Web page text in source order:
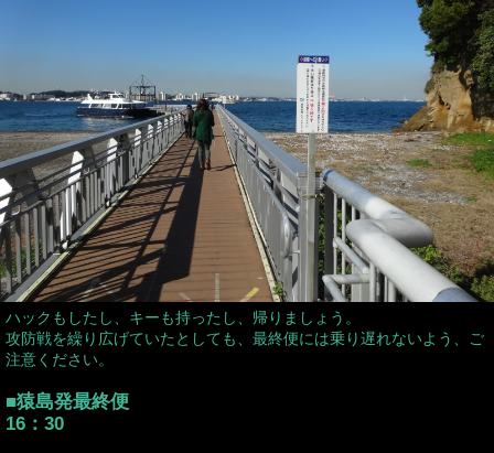
ハックもしたし、キーも持ったし、帰りましょう。
攻防戦を繰り広げていたとしても、最終便には乗り遅れないよう、ご
注意ください。
■猿島発最終便
16：30